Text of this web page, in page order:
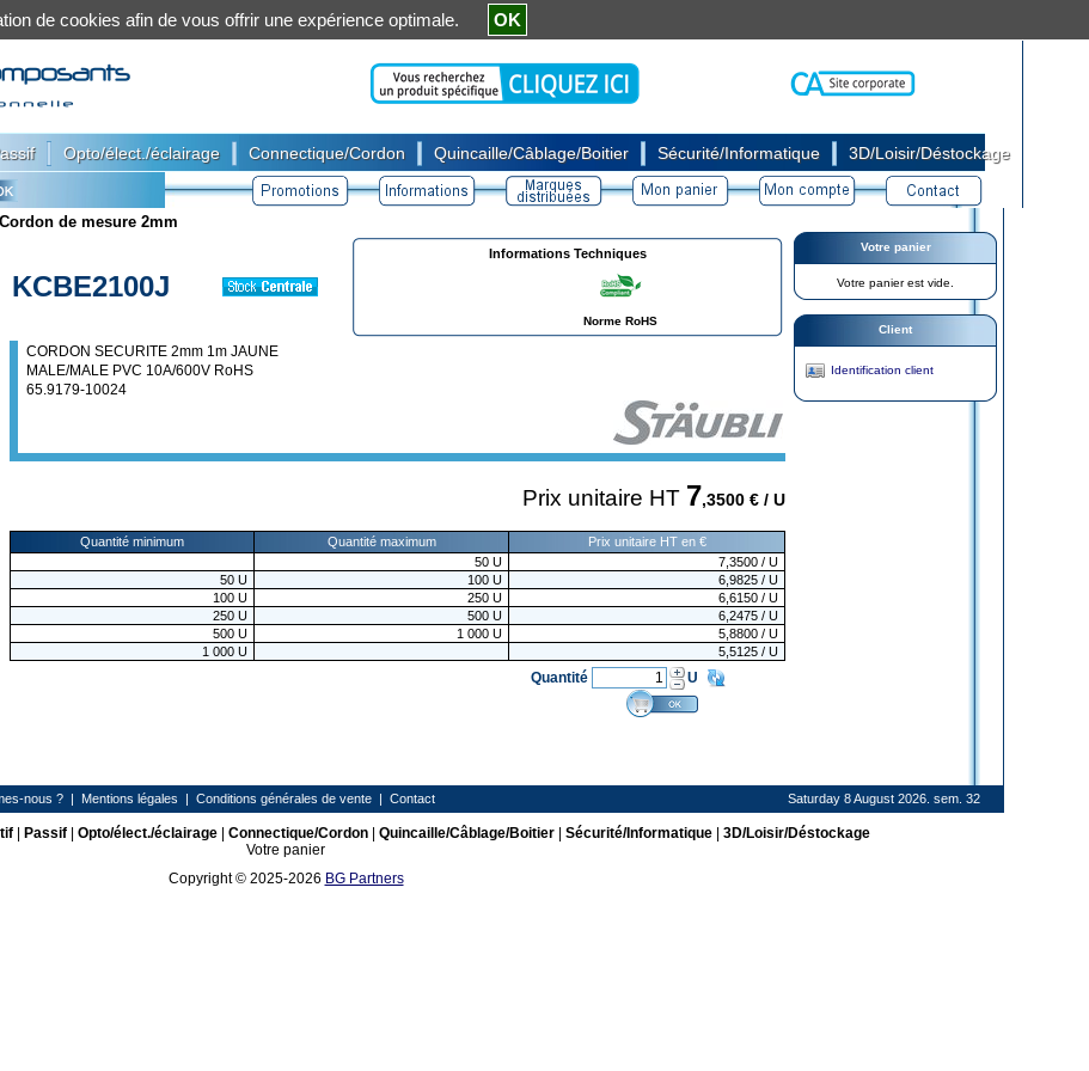
Opto/élect./éclairage Connectique/Cordon Quincaille/Câblage/Boitier Sécurité/Informatique 3D/Loisir/Déstockage
Cordon de mesure 2mm
KCBE2100J
Informations Techniques
Norme RoHS
CORDON SECURITE 2mm 1m JAUNE
MALE/MALE PVC 10A/600V RoHS
65.9179-10024
Prix unitaire HT 7,3500 € / U
Quantité minimum Quantité maximum
Prix unitaire HT en €
50 U 7,3500 / U
50 U 100 U 6,9825 / U
100 U 250 U 6,6150 / U
250 U 500 U 6,2475 / U
500 U 1 000 U 5,8800 / U
1 000 U 5,5125 / U
Quantité U
Votre panier
Votre panier est vide.
Client
Identification client
nous ?| Mentions légales | Conditions générales de vente| Contact Saturday 8 August 2026. sem. 32
| Passif| Opto/élect./éclairage| Connectique/Cordon| Quincaille/Câblage/Boitier| Sécurité/Informatique| 3D/Loisir/Déstockage
Votre panier
Copyright © 2025-2026 BG Partners
de cookies afin de vous offrir une expérience optimale. OK